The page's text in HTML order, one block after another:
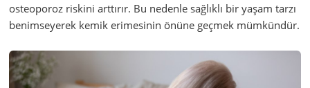
osteoporoz riskini arttırır. Bu nedenle sağlıklı bir yaşam tarzı
benimseyerek kemik erimesinin önüne geçmek mümkündür.